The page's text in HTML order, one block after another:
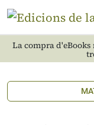
La compra